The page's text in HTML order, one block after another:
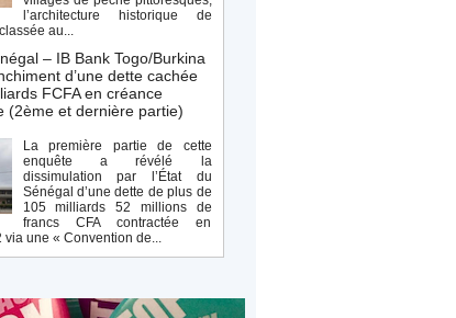
l’architecture historique de
au...
– IB Bank Togo/Burkina
d’une dette cachée
FCFA en créance
(2ème et dernière partie)
La première partie de cette
enquête a révélé la
dissimulation par l’État du
Sénégal d’une dette de plus de
105 milliards 52 millions de
francs CFA contractée en
via une « Convention de...